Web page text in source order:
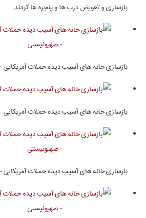
بازسازی و تعویض درب ها و پنجره ها کردند.
بازسازی خانه های آسیب دیده حملات
بازسازی خانه های آسیب دیده حملات آمریکایی
بازسازی خانه های آسیب دیده حملات